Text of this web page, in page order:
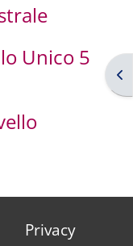
Unico 5
Privacy